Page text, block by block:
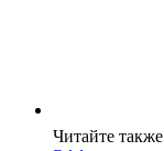
Читайте